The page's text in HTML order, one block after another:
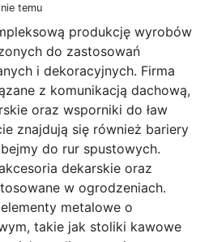
temu
produkcję wyrobów
do zastosowań
i dekoracyjnych. Firma
z komunikacją dachową,
oraz wsporniki do ław
znajdują się również bariery
do rur spustowych.
dekarskie oraz
w ogrodzeniach.
metalowe o
takie jak stoliki kawowe